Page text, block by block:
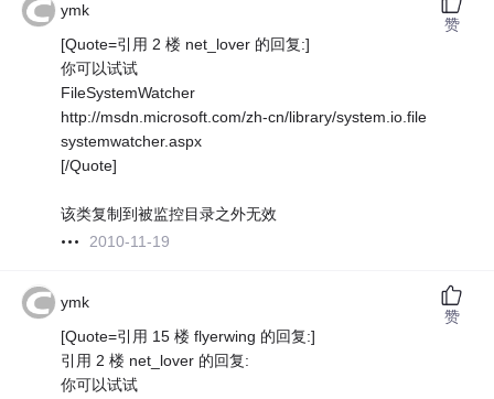
ymk
[Quote=引用 2 楼 net_lover 的回复:]
你可以试试
FileSystemWatcher
http://msdn.microsoft.com/zh-cn/library/system.io.file
systemwatcher.aspx
[/Quote]
该类复制到被监控目录之外无效
2010-11-19
赞
ymk
[Quote=引用 15 楼 flyerwing 的回复:]
引用 2 楼 net_lover 的回复:
你可以试试
赞